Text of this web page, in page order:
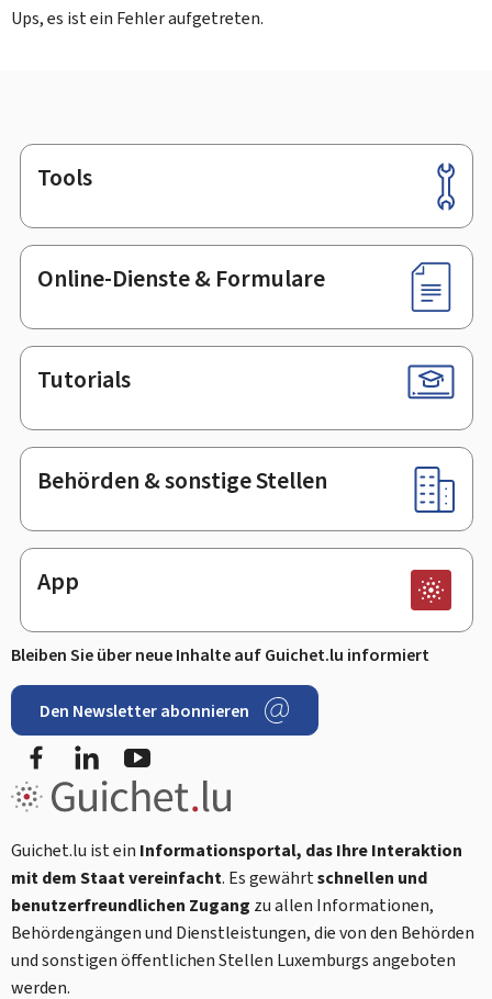
Ups, es ist ein Fehler aufgetreten.
Footer
Tools
Online-Dienste & Formulare
Tutorials
Behörden & sonstige Stellen
App
Bleiben Sie über neue Inhalte auf Guichet.lu informiert
Den Newsletter abonnieren
FacebookLinkedIn
Guichet.lu ist ein Informationsportal, das Ihre Interaktion
mit dem Staat vereinfacht. Es gewährtschnellen und
benutzerfreundlichen Zugang zu allen Informationen,
Behördengängen und Dienstleistungen, die von den Behörden
und sonstigen öffentlichen Stellen Luxemburgs angeboten
werden.